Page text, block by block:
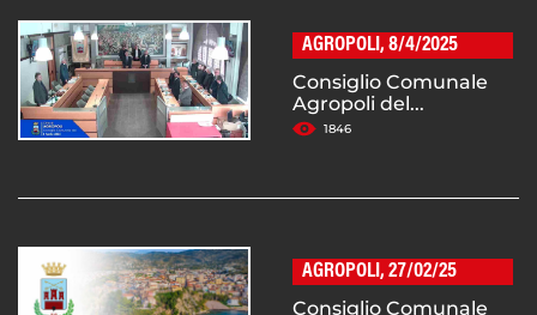
AGROPOLI, 8/4/2025
Consiglio Comunale
Agropoli del...
1846
AGROPOLI, 27/02/25
Consiglio Comunale